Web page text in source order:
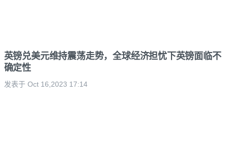
英镑兑美元维持震荡走势，全球经济担忧下英镑面临不
确定性
发表于 Oct 16,2023 17:14